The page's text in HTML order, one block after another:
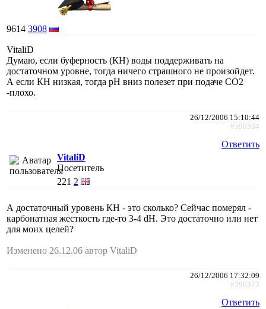
9614 3908
VitaliD
Думаю, если буферность (КН) воды поддерживать на
достаточном уровне, тогда ничего страшного не произойдет.
А если КН низкая, тогда рН вниз полезет при подаче СО2
-плохо.
26/12/2006 15:10:44
#390334
Ответить
VitaliD
Посетитель
221 2
А достаточный уровень КН - это сколько? Сейчас померял -
карбонатная жесткость где-то 3-4 dH. Это достаточно или нет
для моих целей?
Изменено 26.12.06 автор VitaliD
26/12/2006 17:32:09
#390373
Ответить